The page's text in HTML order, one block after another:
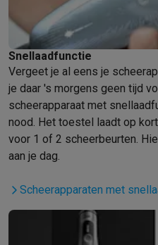
Smartphones met ecocheques
Transport
Elektrische steps met
Eco initiatieven
ImpactEnergie besparen
Info & acties
SoldenAlle soldendeals
ActiesDeals van het moment
Daarom KrëfelGratis levering
Installatie aan huis
Betalingsmogelijkheden
Gift
Klantenservice
Groot elektro & inbouw
Beauty &
Snellaadfunctie
Vergeet je al eens je
je daar 's morgens geen tijd
scheerapparaat met
nood. Het toestel laadt op
voor 1 of 2 scheerbeurten.
aan je dag.
Scheerapparaten met